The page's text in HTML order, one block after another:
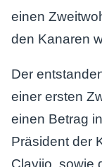
einen
den Kanaren
Der
einer ersten
einen Betrag
Präsident der
Clavijo, sowie